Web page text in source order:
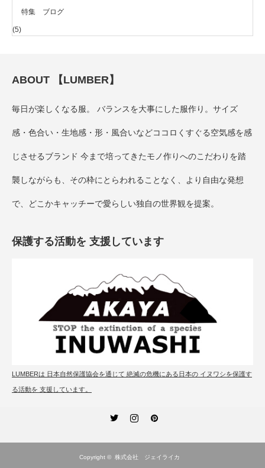
特集 ブログ
(5)
ABOUT 【LUMBER】
毎日が楽しくなる服。 バランスを大事にした服作り。サイズ
感・色合い・生地感・形・風合いなどココロくすぐる空気感を感
じさせるブランド 今まで培ってきたモノ作りへのこだわりを踏
襲しながらも、その枠にとらわれることなく、より自由な発想
で、どこかキャッチーで愛らしい独自の世界観を提案。
保護する活動を 支援しています
LUMBERは 日本自然保護協会を通じて 絶滅の危機にある日本の イヌワシを保護す
る活動を 支援しています。
Copyright © 株式会社 ジェイライカ